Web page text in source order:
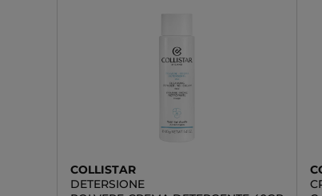
COLLISTAR
DETERSIONE